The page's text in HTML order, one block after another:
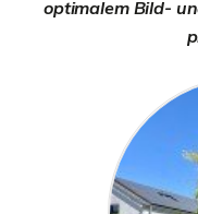
optimalem Bild-